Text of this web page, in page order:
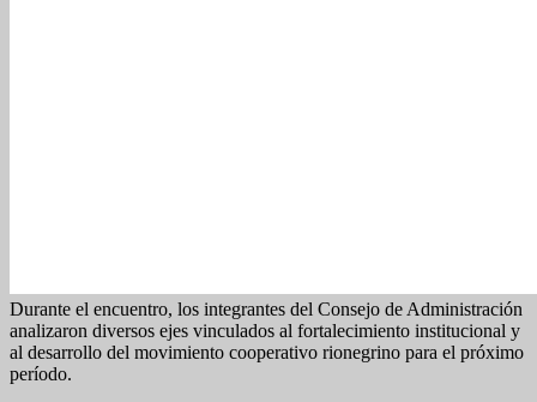
Durante el encuentro, los integrantes del Consejo de Administración
analizaron diversos ejes vinculados al fortalecimiento institucional y
al desarrollo del movimiento cooperativo rionegrino para el próximo
período.